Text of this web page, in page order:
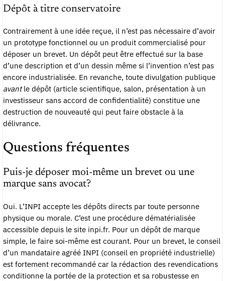
Dépôt à titre conservatoire
Contrairement à une idée reçue, il n’est pas nécessaire d’avoir
un prototype fonctionnel ou un produit commercialisé pour
déposer un brevet. Un dépôt peut être effectué sur la base
d’une description et d’un dessin même si l’invention n’est pas
encore industrialisée. En revanche, toute divulgation publique
avantle dépôt (article scientifique, salon, présentation à un
investisseur sans accord de confidentialité) constitue une
destruction de nouveauté qui peut faire obstacle à la
délivrance.
Questions fréquentes
Puis-je déposer moi-même un brevet ou une
marque sans avocat?
Oui. L’INPI accepte les dépôts directs par toute personne
physique ou morale. C’est une procédure dématérialisée
accessible depuis le site inpi.fr. Pour un dépôt de marque
simple, le faire soi-même est courant. Pour un brevet, le conseil
d’un mandataire agréé INPI (conseil en propriété industrielle)
est fortement recommandé car la rédaction des revendications
conditionne la portée de la protection et sa robustesse en